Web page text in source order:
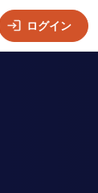
ログイン